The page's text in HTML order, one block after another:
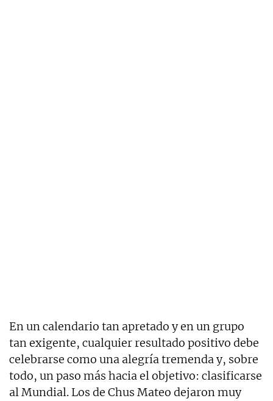
En un calendario tan apretado y en un grupo
tan exigente, cualquier resultado positivo debe
celebrarse como una alegría tremenda y, sobre
todo, un paso más hacia el objetivo: clasificarse
al Mundial. Los de Chus Mateo dejaron muy